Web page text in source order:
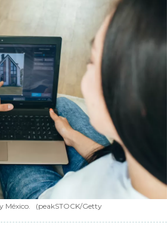
México.
(peakSTOCK/Getty